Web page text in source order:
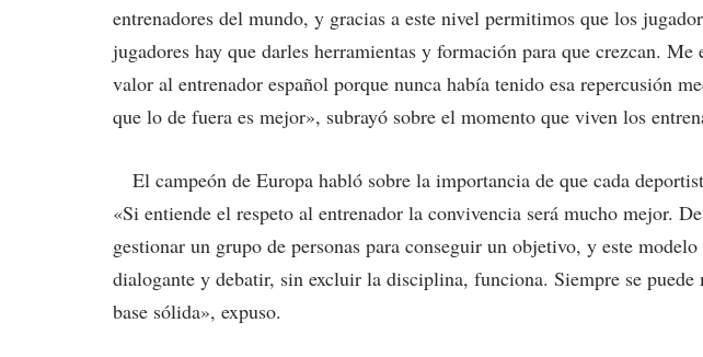
entrenadores del mundo, y gracias a este nivel permitimos que los
jugadores hay que darles herramientas y formación para que crezcan. Me
valor al entrenador español porque nunca había tenido esa repercusión
que lo de fuera es mejor», subrayó sobre el momento que viven los
El campeón de Europa habló sobre la importancia de que cada
«Si entiende el respeto al entrenador la convivencia será mucho mejor.
gestionar un grupo de personas para conseguir un objetivo, y este
dialogante y debatir, sin excluir la disciplina, funciona. Siempre se puede
base sólida», expuso.